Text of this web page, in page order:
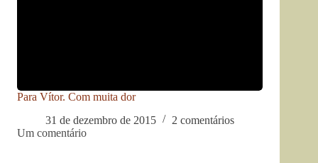
Para Vítor. Com muita dor
31 de dezembro de 2015
2 comentários
Um comentário